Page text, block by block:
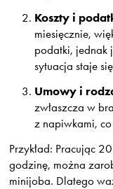
Koszty i
miesięcznie,
podatki, jednak
sytuacja staje
Umowy i
zwłaszcza w
z napiwkami,
Przykład: Pracując
godzinę, można
minijoba. Dlatego